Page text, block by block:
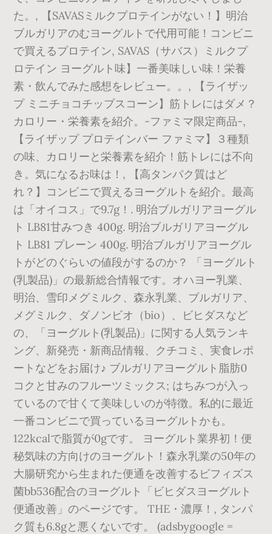
た。, 【SAVASミルクプロテインがない！】明治
ブルガリアのむヨーグルトで代用可能！コンビニ
で買えるプロテイン, SAVAS（サバス）ミルクプ
ロテイン ヨーグルト味】一番美味しい味！栄養
素・飲んでみた感想をレビュー。。, 【ライザッ
プ ミニチョコチップスコーン】筋トレにはダメ？
カロリー・栄養素を紹介。-ファミマ限定商品-,
【ライザップ プロテインバー ファミマ】３種類
の味、カロリーと栄養素を紹介！筋トレには不向
き。気になるお味は！, 【高タンパク質はど
れ？】コンビニで買えるヨーグルトを紹介。最高
は「オイコス」で9.7g！. 明治ブルガリアヨーグル
ト LB81甘みつき 400g. 明治ブルガリアヨーグル
ト LB81 プレーン 400g. 明治ブルガリアヨーグル
トがどのぐらいの値段がするのか？ 「ヨーグルト
(乳製品)」の最新総合情報です。オハヨー乳業、
明治、雪印メグミルク、森永乳業、ブルガリア、
メグミルク、ダノンビオ（bio）、ビヒダスなど
の、「ヨーグルト(乳製品)」に関する人気ランキ
ング、新発売・新商品情報、クチコミ、実食レポ
ートなどをお届け♪ ブルガリアヨーグルト脂肪0
コクと甘みのフルーツミックス; はちみつが入っ
ているので甘くて美味しいのが特徴。私的に最近
一番コンビニで買っているヨーグルトかも。
122kcalで脂質が0gです。 ヨーグルト業界初！便
秘気味の方向けのヨーグルト！森永乳業の50年の
大腸研究から生まれた便通を改善するビフィズス
菌bb536配合のヨーグルト「ビヒダスヨーグルト
便通改善」のページです。 THE・濃厚！, タンパ
ク質も6.8gと悪くないです。 (adsbygoogle =